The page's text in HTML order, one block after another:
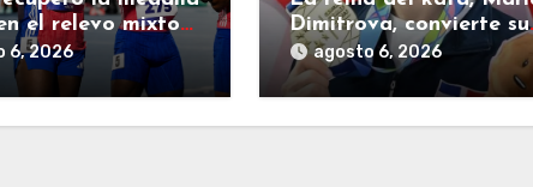
el relevo mixto
de los XXV
6, 2026
Dimitrova, convierte su
despedida en una
página dorada para
República Dominicana
agosto 6, 2026